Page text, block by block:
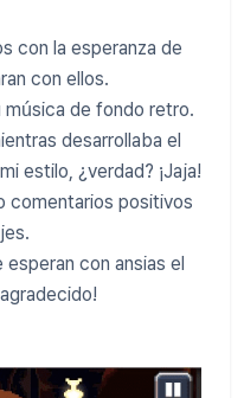
con la esperanza de
con ellos.
de fondo retro.
desarrollaba el
estilo, ¿verdad? ¡Jaja!
comentarios positivos
con ansias el